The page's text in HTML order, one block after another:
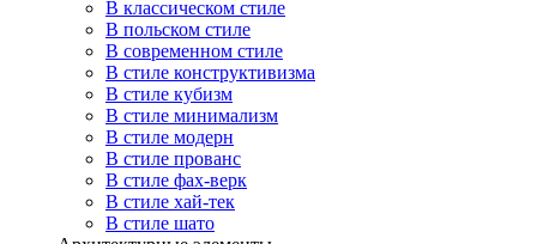
В классическом стиле
В польском стиле
В современном стиле
В стиле конструктивизма
В стиле кубизм
В стиле минимализм
В стиле модерн
В стиле прованс
В стиле фах-верк
В стиле хай-тек
В стиле шато